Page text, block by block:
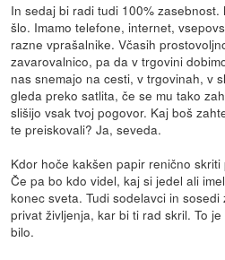
In sedaj bi radi tudi 100%
šlo. Imamo telefone, internet,
razne vprašalnike. Včasih
zavarovalnico, pa da v trgovini
nas snemajo na cesti, v trgovinah, v
gleda preko satlita, če se mu tako
slišijo vsak tvoj pogovor. Kaj boš
te preiskovali? Ja, seveda.
Kdor hoče kakšen papir renično
Če pa bo kdo videl, kaj si jedel ali
konec sveta. Tudi sodelavci in
privat življenja, kar bi ti rad skril. To
bilo.